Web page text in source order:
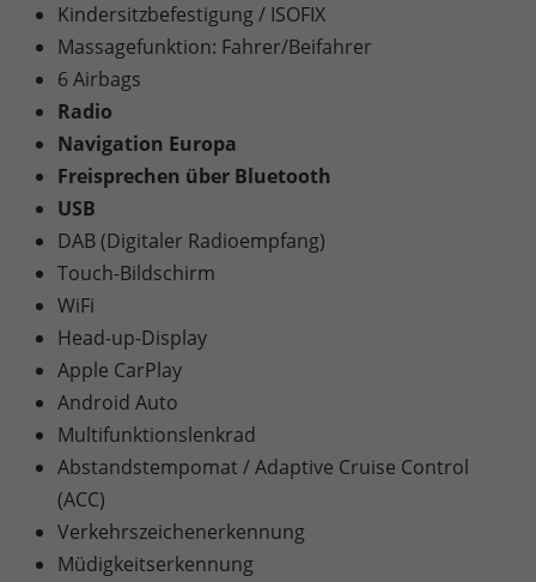
Kindersitzbefestigung / ISOFIX
Massagefunktion: Fahrer/Beifahrer
6 Airbags
Radio
Navigation Europa
Freisprechen über Bluetooth
USB
DAB (Digitaler Radioempfang)
Touch-Bildschirm
WiFi
Head-up-Display
Apple CarPlay
Android Auto
Multifunktionslenkrad
Abstandstempomat / Adaptive Cruise Control
(ACC)
Verkehrszeichenerkennung
Müdigkeitserkennung